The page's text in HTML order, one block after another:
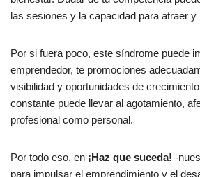
las sesiones y la capacidad para atraer y
Por si fuera poco, este síndrome puede
emprendedor, te promociones
visibilidad y oportunidades de
constante puede llevar al agotamiento,
profesional como personal.
Por todo eso, en ¡Haz que suceda! -
para impulsar el emprendimiento y el